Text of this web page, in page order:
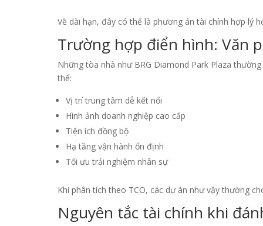
Về dài hạn, đây có thể là phương án tài chính hợp lý
Trường hợp điển hình: Văn
Những tòa nhà như BRG Diamond Park Plaza
thể:
Vị trí trung tâm dễ kết nối
Hình ảnh doanh nghiệp cao cấp
Tiện ích đồng bộ
Hạ tầng vận hành ổn định
Tối ưu trải nghiệm nhân sự
Khi phân tích theo TCO, các dự án như vậy thường
Nguyên tắc tài chính khi